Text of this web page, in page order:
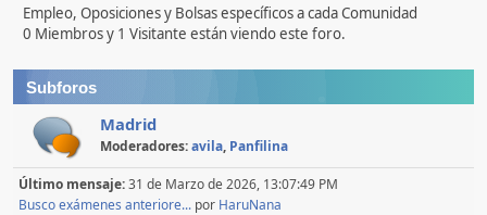
Empleo, Oposiciones y Bolsas específicos a cada Comunidad
0 Miembros y 1 Visitante están viendo este foro.
Subforos
Madrid
Moderadores:avila, Panfilina
Último mensaje:31 de Marzo de 2026, 13:07:49 PM
Busco exámenes anteriore... por HaruNana